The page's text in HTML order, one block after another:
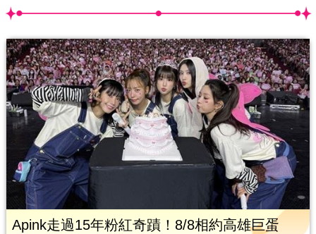
Apink走過15年粉紅奇蹟！8/8相約高雄巨蛋